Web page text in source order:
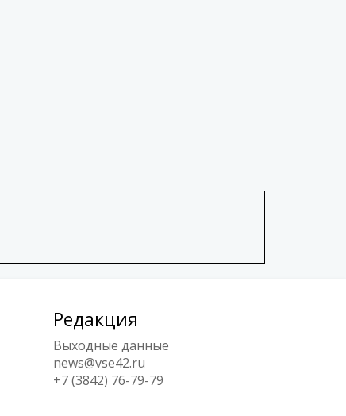
Редакция
Выходные данные
news@vse42.ru
+7 (3842) 76-79-79